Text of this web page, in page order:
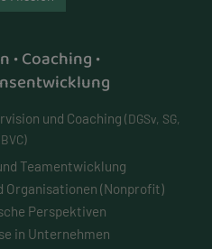
• Coaching •
und Coaching (DGSv, SG,
Teamentwicklung
Organisationen (Nonprofit)
Perspektiven
in Unternehmen